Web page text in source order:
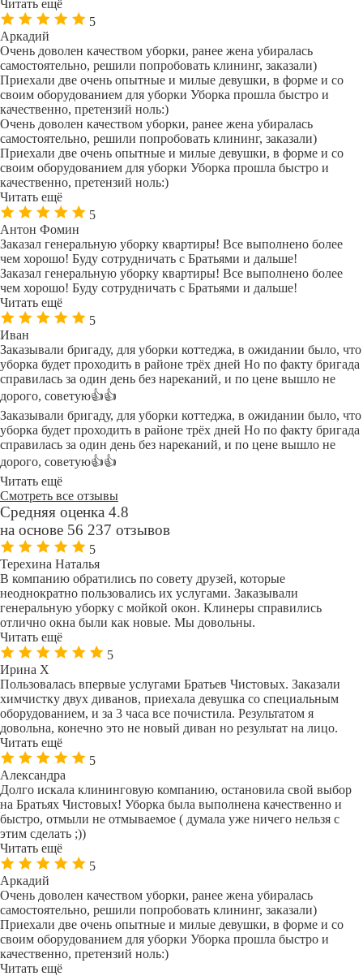
Читать ещё
5
Аркадий
Очень доволен качеством уборки, ранее жена убиралась
самостоятельно, решили попробовать клининг, заказали)
Приехали две очень опытные и милые девушки, в форме и со
своим оборудованием для уборки Уборка прошла быстро и
качественно, претензий ноль:)
Очень доволен качеством уборки, ранее жена убиралась
самостоятельно, решили попробовать клининг, заказали)
Приехали две очень опытные и милые девушки, в форме и со
своим оборудованием для уборки Уборка прошла быстро и
качественно, претензий ноль:)
Читать ещё
5
Антон Фомин
Заказал генеральную уборку квартиры! Все выполнено более
чем хорошо! Буду сотрудничать с Братьями и дальше!
Заказал генеральную уборку квартиры! Все выполнено более
чем хорошо! Буду сотрудничать с Братьями и дальше!
Читать ещё
5
Иван
Заказывали бригаду, для уборки коттеджа, в ожидании было, что
уборка будет проходить в районе трёх дней Но по факту бригада
справилась за один день без нареканий, и по цене вышло не
дорого, советую👍👍
Заказывали бригаду, для уборки коттеджа, в ожидании было, что
уборка будет проходить в районе трёх дней Но по факту бригада
справилась за один день без нареканий, и по цене вышло не
дорого, советую👍👍
Читать ещё
Смотреть все отзывы
Средняя оценка 4.8
на основе 56 237 отзывов
5
Терехина Наталья
В компанию обратились по совету друзей, которые
неоднократно пользовались их услугами. Заказывали
генеральную уборку с мойкой окон. Клинеры справились
отлично окна были как новые. Мы довольны.
Читать ещё
5
Ирина Х
Пользовалась впервые услугами Братьев Чистовых. Заказали
химчистку двух диванов, приехала девушка со специальным
оборудованием, и за 3 часа все почистила. Результатом я
довольна, конечно это не новый диван но результат на лицо.
Читать ещё
5
Александра
Долго искала клининговую компанию, остановила свой выбор
на Братьях Чистовых! Уборка была выполнена качественно и
быстро, отмыли не отмываемое ( думала уже ничего нельзя с
этим сделать ;))
Читать ещё
5
Аркадий
Очень доволен качеством уборки, ранее жена убиралась
самостоятельно, решили попробовать клининг, заказали)
Приехали две очень опытные и милые девушки, в форме и со
своим оборудованием для уборки Уборка прошла быстро и
качественно, претензий ноль:)
Читать ещё